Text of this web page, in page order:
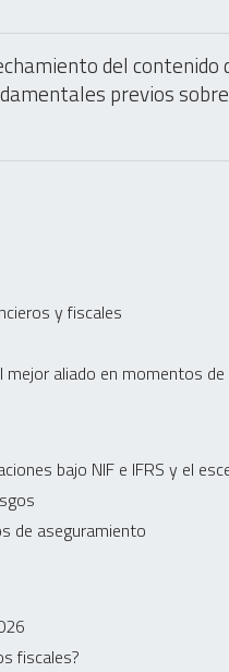
del contenido
previos
y fiscales
mejor aliado en momentos
bajo NIF e IFRS y el
de aseguramiento
fiscales?